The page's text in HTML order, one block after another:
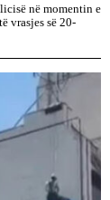
në momentin e
vrasjes së 20-